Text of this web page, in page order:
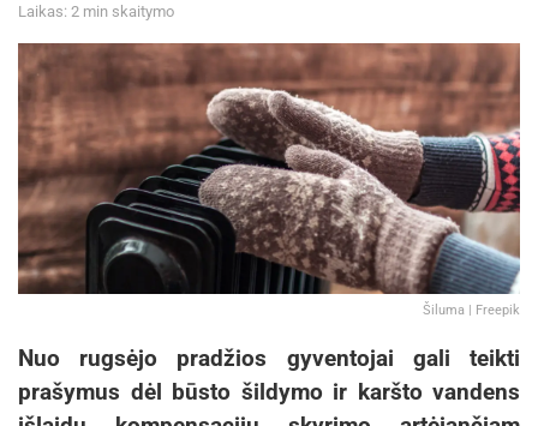
Laikas: 2 min skaitymo
Šiluma | Freepik
Nuo rugsėjo pradžios gyventojai gali teikti
prašymus dėl būsto šildymo ir karšto vandens